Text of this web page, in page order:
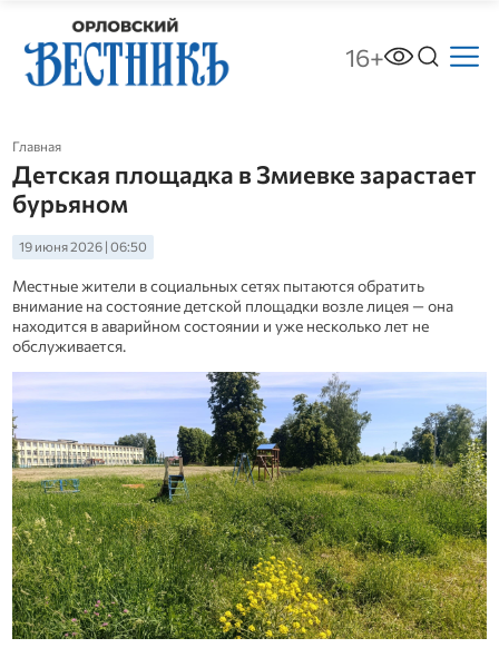
16+
Главная
Детская площадка в Змиевке зарастает
бурьяном
19 июня 2026 | 06:50
Местные жители в социальных сетях пытаются обратить
внимание на состояние детской площадки возле лицея — она
находится в аварийном состоянии и уже несколько лет не
обслуживается.